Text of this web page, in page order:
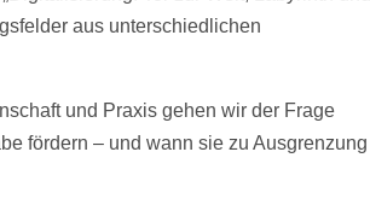
aus unterschiedlichen
und Praxis gehen wir der Frage
fördern – und wann sie zu Ausgrenzung